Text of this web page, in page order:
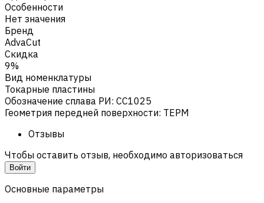
Особенности
Нет значения
Бренд
AdvaCut
Скидка
9%
Вид номенклатуры
Токарные пластины
Обозначение сплава РИ: CC1025
Геометрия передней поверхности: TEPM
Отзывы
Чтобы оставить отзыв, необходимо авторизоваться
Войти
Основные параметры